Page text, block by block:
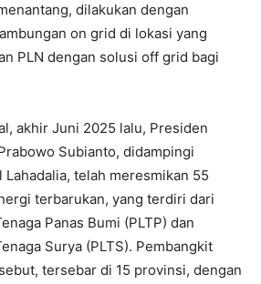
dilakukan dengan
on grid di lokasi yang
PLN dengan solusi off grid bagi
akhir Juni 2025 lalu, Presiden
Subianto, didampingi
Lahadalia, telah meresmikan 55
terbarukan, yang terdiri dari
Panas Bumi (PLTP) dan
Surya (PLTS). Pembangkit
tersebar di 15 provinsi, dengan